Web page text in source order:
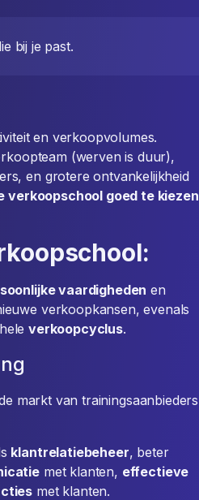
bij je past.
en verkoopvolumes.
(werven is duur),
en grotere ontvankelijkheid
verkoopschool goed te kiezen
vaardigheden en
verkoopkansen, evenals
verkoopcyclus.
markt van trainingsaanbieders
klantrelatiebeheer, beter
met klanten, effectieve
met klanten.